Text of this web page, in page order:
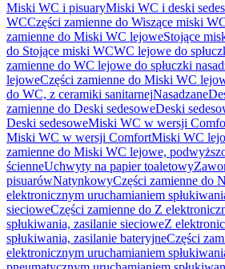
Miski WC i pisuaryMiski WC i deski
WCCzęści zamienne do Wiszące miski
zamienne do Miski WC lejoweStojące
do Stojące miski WCWC lejowe do
zamienne do WC lejowe do spłuczki
lejoweCzęści zamienne do Miski WC
do WC, z ceramiki sanitarnejNasadzane
zamienne do Deski sedesoweDeski
Deski sedesoweMiski WC w wersji
Miski WC w wersji ComfortMiski WC
zamienne do Miski WC lejowe,
ścienneUchwyty na papier toaletowy
pisuarówNatynkowyCzęści zamienne do
elektronicznym uruchamianiem
siecioweCzęści zamienne do Z
spłukiwania, zasilanie siecioweZ
spłukiwania, zasilanie bateryjneCzęści
elektronicznym uruchamianiem